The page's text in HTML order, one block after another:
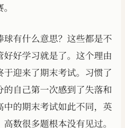
球有什么意思？这些都是不
好学习就是了。这个理由
迎来了期末考试。习惯了
自己第一次感到了失落和
的期末考试如此不同，英
数很多题根本没有见过。